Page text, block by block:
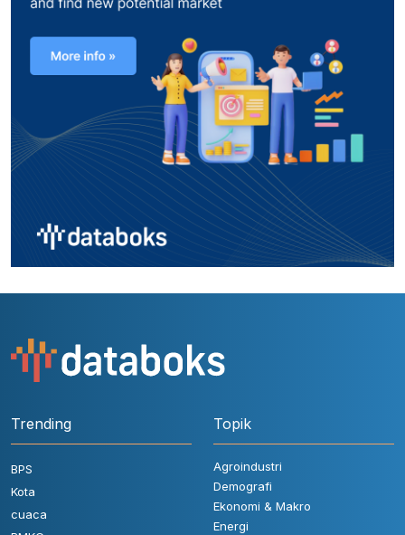
Trending
BPS
Kota
cuaca
Topik
Agroindustri
Demografi
Ekonomi & Makro
Energi